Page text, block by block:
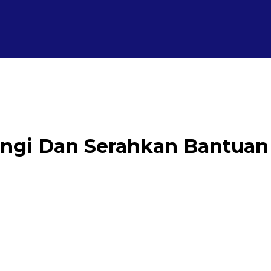
Dan Serahkan